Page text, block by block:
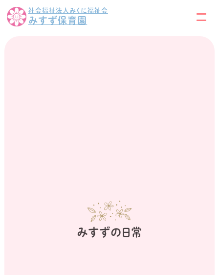
社会福祉法人みくに福祉会
みすず保育園
みすずの日常